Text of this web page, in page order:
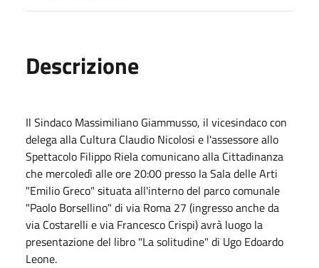
Descrizione
Il Sindaco Massimiliano Giammusso, il vicesindaco con
delega alla Cultura Claudio Nicolosi e l'assessore allo
Spettacolo Filippo Riela comunicano alla Cittadinanza
che mercoledì alle ore 20:00 presso la Sala delle Arti
"Emilio Greco" situata all'interno del parco comunale
"Paolo Borsellino" di via Roma 27 (ingresso anche da
via Costarelli e via Francesco Crispi) avrà luogo la
presentazione del libro "La solitudine" di Ugo Edoardo
Leone.